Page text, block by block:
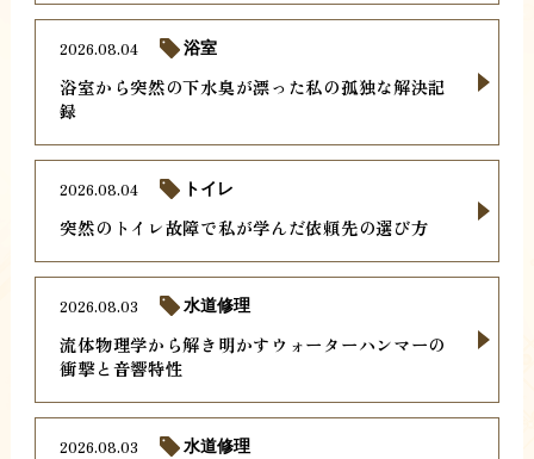
浴室から突然の下水臭が漂った私の孤独な解決記
録
2026.08.04 浴室
突然のトイレ故障で私が学んだ依頼先の選び方
2026.08.04 トイレ
流体物理学から解き明かすウォーターハンマーの
衝撃と音響特性
2026.08.03 水道修理
2026.08.03 水道修理